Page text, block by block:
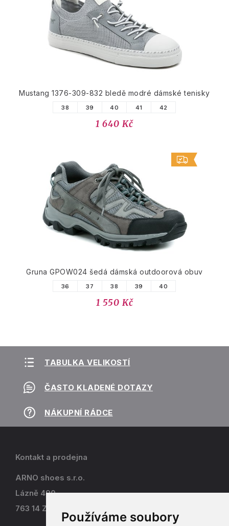
Používáme soubory
Mustang 1376-309-832 bledě modré dámské tenisky
38 39 40 41 42
1 640 Kč
Gruna GPOW024 šedá dámská outdoorová obuv
36 37 38 39 40
1 550 Kč
TABULKA VELIKOSTÍ
ČASTO KLADENÉ DOTAZY
NÁKUPNÍ RÁDCE
Kontakt a prodejna
ARNO shoes s.r.o.
Lázně 490
763 14 Zlín - Kostelec